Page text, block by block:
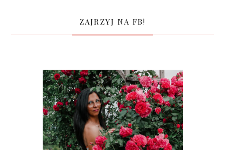
ZAJRZYJ NA FB!